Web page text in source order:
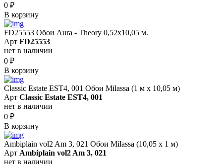
0 ₽
В корзину
FD25553 Обои Aura - Theory 0,52x10,05 м.
Арт FD25553
нет в наличии
0 ₽
В корзину
Classic Estate EST4, 001 Обои Milassa (1 м х 10,05 м)
Арт Classic Estate EST4, 001
нет в наличии
0 ₽
В корзину
Ambiplain vol2 Am 3, 021 Обои Milassa (10,05 х 1 м)
Арт Ambiplain vol2 Am 3, 021
нет в наличии